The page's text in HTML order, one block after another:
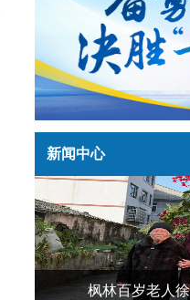
新闻中心
枫林百岁老人